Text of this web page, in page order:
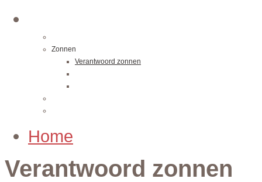
Zonnen
Verantwoord zonnen
Home
Verantwoord zonnen